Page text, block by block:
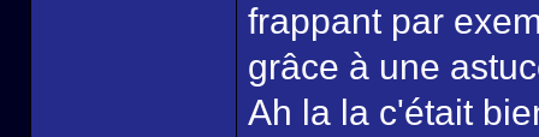
frappant par
grâce à une
Ah la la c'était